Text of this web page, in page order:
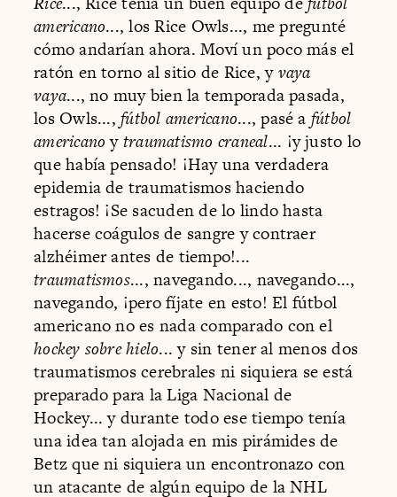
americano..., los Rice Owls..., me pregunté
cómo andarían ahora. Moví un poco más el
ratón en torno al sitio de Rice, yvaya
vaya..., no muy bien la temporada pasada,
los Owls...,fútbol americano..., pasé a fútbol
americanoytraumatismo craneal... ¡y justo lo
que había pensado! ¡Hay una verdadera
epidemia de traumatismos haciendo
estragos! ¡Se sacuden de lo lindo hasta
hacerse coágulos de sangre y contraer
alzhéimer antes de tiempo!...
traumatismos..., navegando..., navegando...,
navegando, ¡pero fíjate en esto! El fútbol
americano no es nada comparado con el
hockey sobre hielo... y sin tener al menos dos
traumatismos cerebrales ni siquiera se está
preparado para la Liga Nacional de
Hockey... y durante todo ese tiempo tenía
una idea tan alojada en mis pirámides de
Betz que ni siquiera un encontronazo con
un atacante de algún equipo de la NHL